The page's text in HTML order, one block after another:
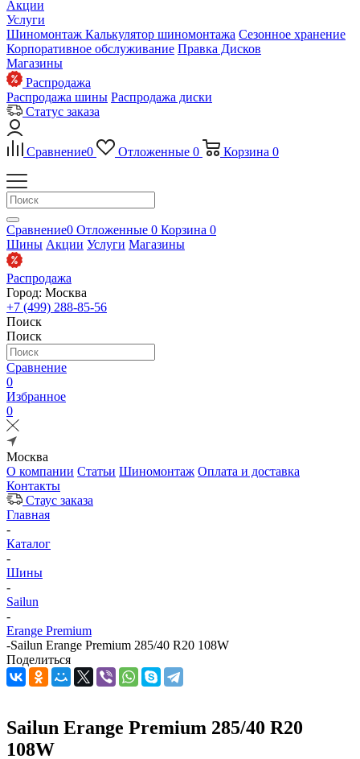
Акции
Услуги
Шиномонтаж Калькулятор шиномонтажа Сезонное хранение
Корпоративное обслуживание Правка Дисков
Магазины
Распродажа
Распродажа шины Распродажа диски
Статус заказа
Сравнение0 Отложенные 0 Корзина 0
Сравнение0 Отложенные 0 Корзина 0
Шины Акции Услуги Магазины
Распродажа
Город: Москва
+7 (499) 288-85-56
Поиск
Поиск
Сравнение
0
Избранное
0
Москва
О компании Статьи Шиномонтаж Оплата и доставка
Контакты
Стаус заказа
Главная
-
Каталог
-
Шины
-
Sailun
-
Erange Premium
-Sailun Erange Premium 285/40 R20 108W
Поделиться
Sailun Erange Premium 285/40 R20
108W